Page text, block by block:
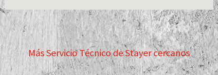
Más Servicio Técnico de Stayer cercanos